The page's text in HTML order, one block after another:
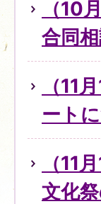
（10
合同
（11
ート
（11
文化